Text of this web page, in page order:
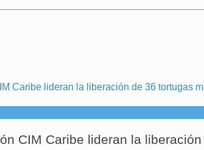
CIM Caribe lideran la